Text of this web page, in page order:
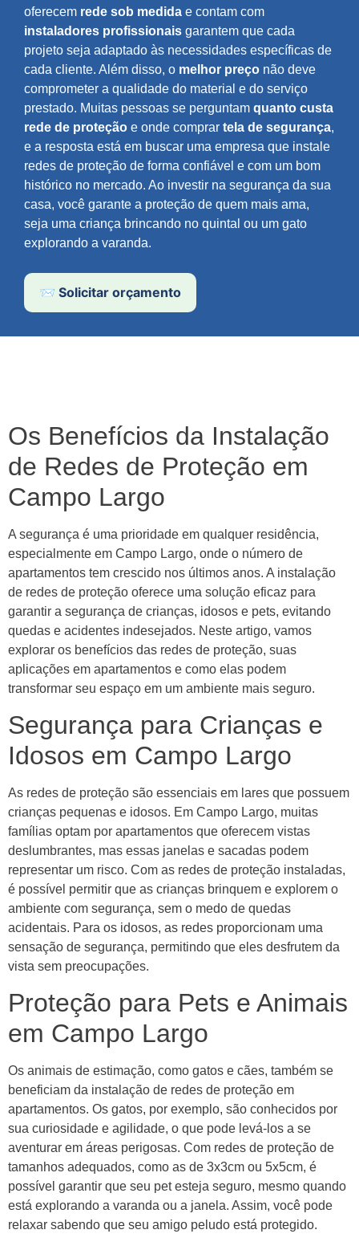
oferecem rede sob medida e contam com
instaladores profissionais garantem que cada
projeto seja adaptado às necessidades específicas de
cada cliente. Além disso, o melhor preço não deve
comprometer a qualidade do material e do serviço
prestado. Muitas pessoas se perguntam quanto custa
rede de proteção e onde comprar tela de segurança,
e a resposta está em buscar uma empresa que instale
redes de proteção de forma confiável e com um bom
histórico no mercado. Ao investir na segurança da sua
casa, você garante a proteção de quem mais ama,
seja uma criança brincando no quintal ou um gato
explorando a varanda.
📨 Solicitar orçamento
Os Benefícios da Instalação
de Redes de Proteção em
Campo Largo
A segurança é uma prioridade em qualquer residência,
especialmente em Campo Largo, onde o número de
apartamentos tem crescido nos últimos anos. A instalação
de redes de proteção oferece uma solução eficaz para
garantir a segurança de crianças, idosos e pets, evitando
quedas e acidentes indesejados. Neste artigo, vamos
explorar os benefícios das redes de proteção, suas
aplicações em apartamentos e como elas podem
transformar seu espaço em um ambiente mais seguro.
Segurança para Crianças e
Idosos em Campo Largo
As redes de proteção são essenciais em lares que possuem
crianças pequenas e idosos. Em Campo Largo, muitas
famílias optam por apartamentos que oferecem vistas
deslumbrantes, mas essas janelas e sacadas podem
representar um risco. Com as redes de proteção instaladas,
é possível permitir que as crianças brinquem e explorem o
ambiente com segurança, sem o medo de quedas
acidentais. Para os idosos, as redes proporcionam uma
sensação de segurança, permitindo que eles desfrutem da
vista sem preocupações.
Proteção para Pets e Animais
em Campo Largo
Os animais de estimação, como gatos e cães, também se
beneficiam da instalação de redes de proteção em
apartamentos. Os gatos, por exemplo, são conhecidos por
sua curiosidade e agilidade, o que pode levá-los a se
aventurar em áreas perigosas. Com redes de proteção de
tamanhos adequados, como as de 3x3cm ou 5x5cm, é
possível garantir que seu pet esteja seguro, mesmo quando
está explorando a varanda ou a janela. Assim, você pode
relaxar sabendo que seu amigo peludo está protegido.